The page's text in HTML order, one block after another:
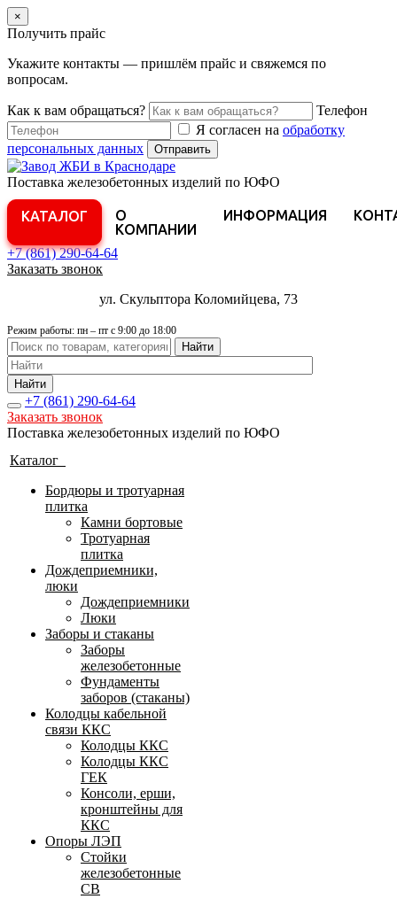
×
Получить прайс
Укажите контакты — пришлём прайс и свяжемся по
вопросам.
Как к вам обращаться?
Телефон
Я согласен на обработку
персональных данных
Отправить
Поставка железобетонных изделий по ЮФО
КАТАЛОГ
О
КОМПАНИИ
ИНФОРМАЦИЯ
+7 (861)290-64-64
Заказать звонок
ул. Скульптора Коломийцева, 73
Режим работы: пн – пт с 9:00 до 18:00
Найти
Найти
+7 (861) 290-64-64
Заказать звонок
Поставка железобетонных изделий по ЮФО
Каталог
Бордюры и тротуарная
плитка
Камни бортовые
Тротуарная
плитка
Дождеприемники,
люки
Дождеприемники
Люки
Заборы и стаканы
Заборы
железобетонные
Фундаменты
заборов (стаканы)
Колодцы кабельной
связи ККС
Колодцы ККС
Колодцы ККС
ГЕК
Консоли, ерши,
кронштейны для
ККС
Опоры ЛЭП
Стойки
железобетонные
СВ